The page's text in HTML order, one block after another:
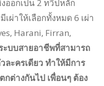
ออกเป็น 2 ทวีปหลัก
ผ่าให้เลือกทั้งหมด 6 เผ่า
Harani, Firran,
ะบบสายอาชีพที่สามารถ
ะครเดียว ทำให้มีการ
ต่างกันไป เพื่อนๆ ต้อง